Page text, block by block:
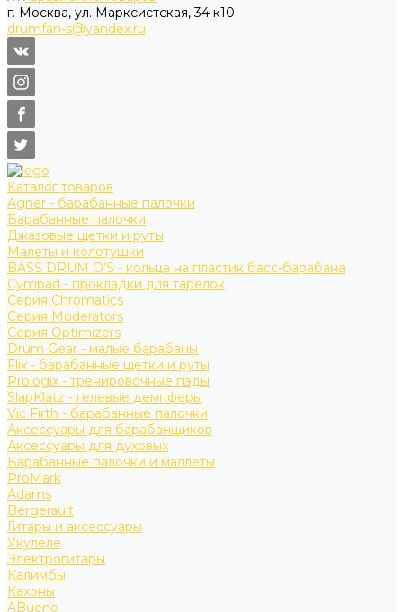
г. Москва, ул. Марксистская, 34 к10
drumfan-s@yandex.ru
Каталог товаров
Agner - барабанные палочки
Барабанные палочки
Джазовые щетки и руты
Малеты и колотушки
BASS DRUM O’S - кольца на пластик басс-барабана
Cympad - прокладки для тарелок
Серия Chromatics
Серия Moderators
Серия Optimizers
Drum Gear - малые барабаны
Flix - барабанные щетки и руты
Prologix - тренировочные пэды
SlapKlatz - гелевые демпферы
Vic Firth - барабанные палочки
Аксессуары для барабанщиков
Аксессуары для духовых
Барабанные палочки и маллеты
ProMark
Adams
Bergerault
Гитары и аксессуары
Укулеле
Электрогитары
Калимбы
Кахоны
ABueno